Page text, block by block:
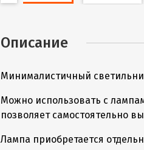
Описание
Минималистичный
Можно использовать с
позволяет самостоятельно
Лампа приобретается